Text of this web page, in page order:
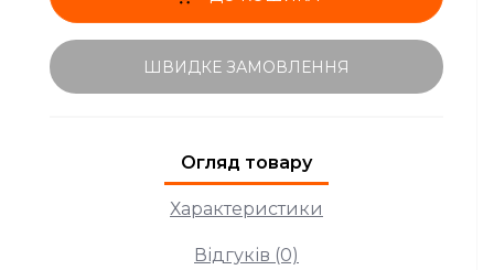
ШВИДКЕ ЗАМОВЛЕННЯ
Огляд товару
Характеристики
Відгуків (0)